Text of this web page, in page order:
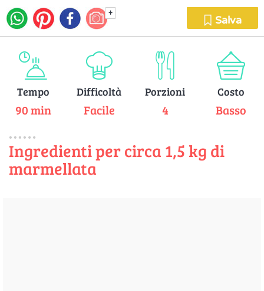
+
Salva
Tempo
90 min
Difficoltà
Facile
Porzioni
4
Costo
Basso
Ingredienti per circa 1,5 kg di
marmellata